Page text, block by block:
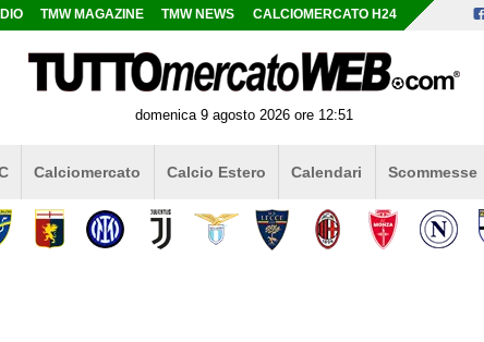
TMW MAGAZINE TMW NEWS CALCIOMERCATO H24
domenica 9 agosto 2026 ore 12:51
Calciomercato Calcio Estero Calendari Scommesse